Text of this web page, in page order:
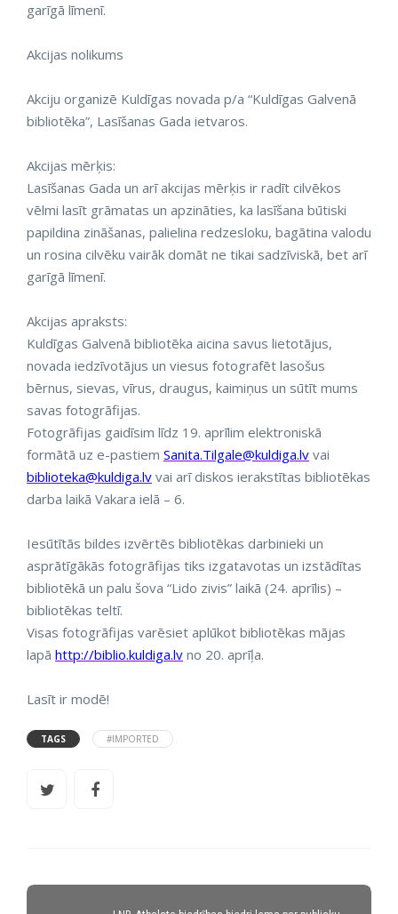
garīgā līmenī.
Akcijas nolikums
Akciju organizē Kuldīgas novada p/a “Kuldīgas Galvenā
bibliotēka”, Lasīšanas Gada ietvaros.
Akcijas mērķis:
Lasīšanas Gada un arī akcijas mērķis ir radīt cilvēkos
vēlmi lasīt grāmatas un apzināties, ka lasīšana būtiski
papildina zināšanas, palielina redzesloku, bagātina valodu
un rosina cilvēku vairāk domāt ne tikai sadzīviskā, bet arī
garīgā līmenī.
Akcijas apraksts:
Kuldīgas Galvenā bibliotēka aicina savus lietotājus,
novada iedzīvotājus un viesus fotografēt lasošus
bērnus, sievas, vīrus, draugus, kaimiņus un sūtīt mums
savas fotogrāfijas.
Fotogrāfijas gaidīsim līdz 19. aprīlim elektroniskā
formātā uz e-pastiem Sanita.Tilgale@kuldiga.lv vai
biblioteka@kuldiga.lv vai arī diskos ierakstītas bibliotēkas
darba laikā Vakara ielā – 6.
Iesūtītās bildes izvērtēs bibliotēkas darbinieki un
asprātīgākās fotogrāfijas tiks izgatavotas un izstādītas
bibliotēkā un palu šova “Lido zivis” laikā (24. aprīlis) –
bibliotēkas teltī.
Visas fotogrāfijas varēsiet aplūkot bibliotēkas mājas
lapā http://biblio.kuldiga.lv no 20. aprīļa.
Lasīt ir modē!
TAGS #IMPORTED